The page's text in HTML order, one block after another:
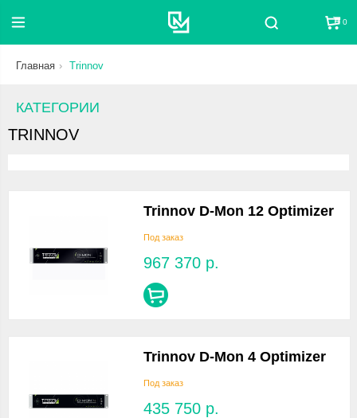
Поиск 0
Главная Trinnov
КАТЕГОРИИ
TRINNOV
Trinnov D-Mon 12 Optimizer
Под заказ
967 370 р.
Trinnov D-Mon 4 Optimizer
Под заказ
435 750 р.